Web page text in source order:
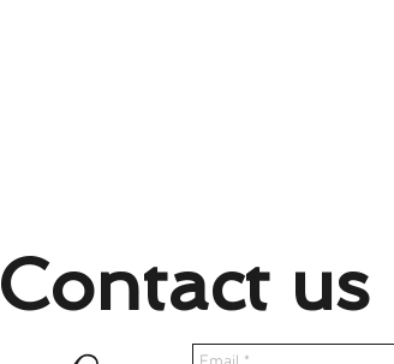
Contact us